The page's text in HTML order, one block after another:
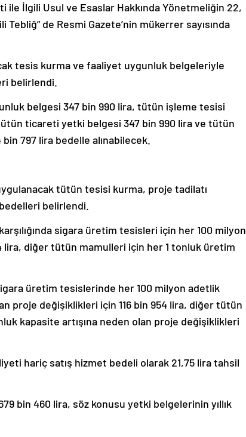
ile İlgili Usul ve Esaslar Hakkında Yönetmeliğin 22,
de Resmi Gazete’nin mükerrer sayısında
tesis kurma ve faaliyet uygunluk belgeleriyle
belirlendi.
belgesi 347 bin 990 lira, tütün işleme tesisi
ticareti yetki belgesi 347 bin 990 lira ve tütün
797 lira bedelle alınabilecek.
tütün tesisi kurma, proje tadilatı
belirlendi.
sigara üretim tesisleri için her 100 milyon
lira, diğer tütün mamulleri için her 1 tonluk üretim
üretim tesislerinde her 100 milyon adetlik
proje değişiklikleri için 116 bin 954 lira, diğer tütün
kapasite artışına neden olan proje değişiklikleri
hariç satış hizmet bedeli olarak 21,75 lira tahsil
bin 460 lira, söz konusu yetki belgelerinin yıllık